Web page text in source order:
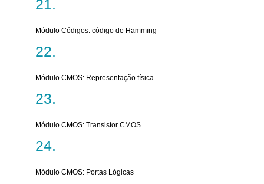
Módulo Códigos: código de Hamming
Módulo CMOS: Representação física
Módulo CMOS: Transistor CMOS
Módulo CMOS: Portas Lógicas